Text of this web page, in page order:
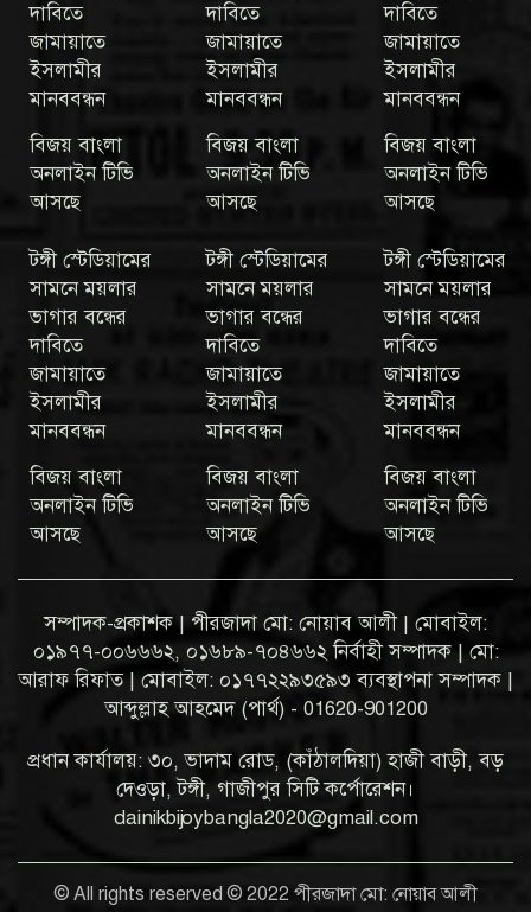
দাবিতে
জামায়াতে
ইসলামীর
মানববন্ধন
বিজয় বাংলা
অনলাইন টিভি
আসছে
দাবিতে
জামায়াতে
ইসলামীর
মানববন্ধন
বিজয় বাংলা
অনলাইন টিভি
আসছে
দাবিতে
জামায়াতে
ইসলামীর
মানববন্ধন
বিজয় বাংলা
অনলাইন টিভি
আসছে
টঙ্গী স্টেডিয়ামের
সামনে ময়লার
ভাগার বন্ধের
দাবিতে
জামায়াতে
ইসলামীর
মানববন্ধন
বিজয় বাংলা
অনলাইন টিভি
আসছে
টঙ্গী স্টেডিয়ামের
সামনে ময়লার
ভাগার বন্ধের
দাবিতে
জামায়াতে
ইসলামীর
মানববন্ধন
বিজয় বাংলা
অনলাইন টিভি
আসছে
টঙ্গী স্টেডিয়ামের
সামনে ময়লার
ভাগার বন্ধের
দাবিতে
জামায়াতে
ইসলামীর
মানববন্ধন
বিজয় বাংলা
অনলাইন টিভি
আসছে
সম্পাদক-প্রকাশক | পীরজাদা মো: নোয়াব আলী | মোবাইল:
০১৯৭৭-০০৬৬৬২, ০১৬৮৯-৭০৪৬৬২ নির্বাহী সম্পাদক | মো:
আরাফ রিফাত | মোবাইল: ০১৭৭২২৯৩৫৯৩ ব্যবস্থাপনা সম্পাদক |
আব্দুল্লাহ আহমেদ (পার্থ) - 01620-901200
প্রধান কার্যালয়: ৩০, ভাদাম রোড, (কাঁঠালদিয়া) হাজী বাড়ী, বড়
দেওড়া, টঙ্গী, গাজীপুর সিটি কর্পোরেশন।
dainikbijoybangla2020@gmail.com
© All rights reserved © 2022 পীরজাদা মো: নোয়াব আলী